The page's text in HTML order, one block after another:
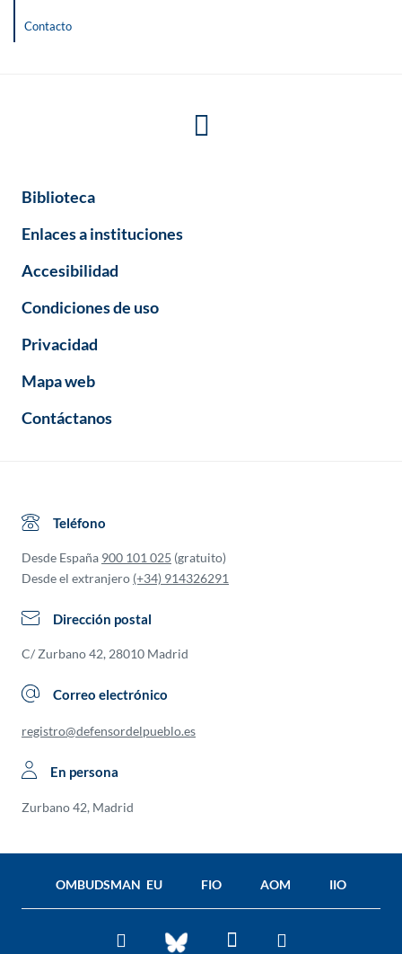
Contacto
Biblioteca
Enlaces a instituciones
Accesibilidad
Condiciones de uso
Privacidad
Mapa web
Contáctanos
Teléfono
Desde España 900 101 025 (gratuito)
Desde el extranjero (+34) 914326291
Dirección postal
C/ Zurbano 42, 28010 Madrid
Correo electrónico
registro@defensordelpueblo.es
En persona
Zurbano 42, Madrid
OMBUDSMAN EU FIO AOM IIO
Twitter BlueSkyFacebookYou